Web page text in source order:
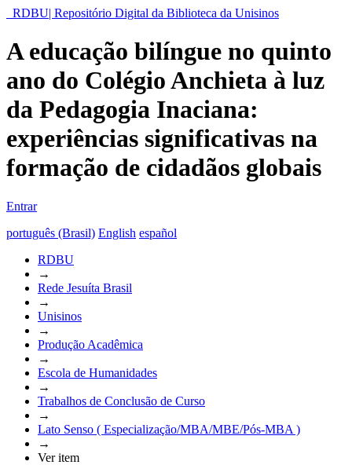
RDBU| Repositório Digital da Biblioteca da Unisinos
A educação bilíngue no quinto
ano do Colégio Anchieta à luz
da Pedagogia Inaciana:
experiências significativas na
formação de cidadãos globais
Entrar
português (Brasil) English español
RDBU
→
Rede Jesuíta Brasil
→
Unisinos
→
Produção Acadêmica
→
Escola de Humanidades
→
Trabalhos de Conclusão de Curso
→
Lato Senso ( Especialização/MBA/MBE/Pós-MBA )
→
Ver item